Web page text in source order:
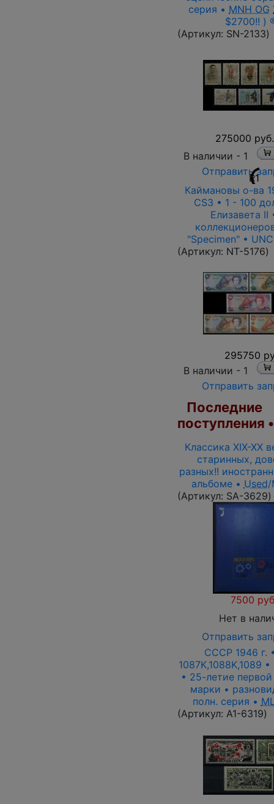
серия • MNH OG
$2700!! )
(Артикул: SN-2133)
275000 руб.
В наличии - 1
Отправить
R1
Каймановы о-ва
CS3 • 1 - 100
Елизавета II
"Specimen" •
(Артикул: NT-5176)
295750
В наличии - 1
Отправить
Последние
поступления
Классика XIX-XX
старинных,
разных!!
альбоме • Used/
(Артикул: SA-3629)
7500
Нет в
Отправить
СССР 1946 г.
1087K,1088K,1089
• 25-летие
марки •
полн. серия •
(Артикул: A1-6319)